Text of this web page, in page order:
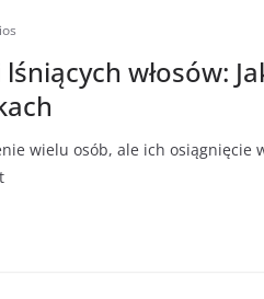
włosów:
wielu osób, ale ich osiągnięcie